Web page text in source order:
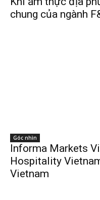
chung của ngành
Góc nhìn
Informa Markets
Hospitality
Vietnam